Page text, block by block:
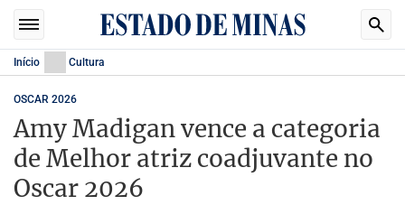
Início Cultura
OSCAR 2026
Amy Madigan vence a categoria
de Melhor atriz coadjuvante no
Oscar 2026